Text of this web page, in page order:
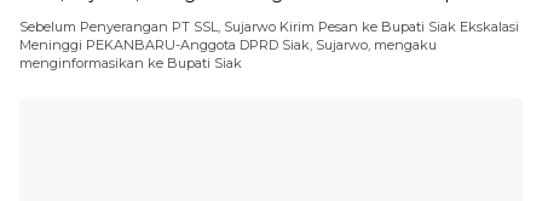
Sebelum Penyerangan PT SSL, Sujarwo Kirim Pesan ke Bupati Siak Ekskalasi
Meninggi PEKANBARU-Anggota DPRD Siak, Sujarwo, mengaku
menginformasikan ke Bupati Siak